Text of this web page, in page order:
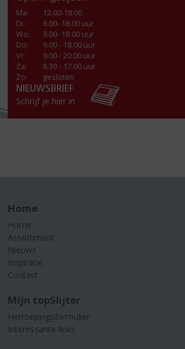
Ma:
12.00-18.00
Di:
9.00- 18.00 uur
Wo:
9.00- 18.00 uur
Do:
9.00 - 18.00 uur
Vr:
9.00 - 20.00 uur
Za:
8.30 - 17.00 uur
Zo:
gesloten
NIEUWSBRIEF
Schrijf je hier in
Home
Home
Assortiment
Nieuws
Inspiratie
Contact
Mijn topSlijter
Herroepingsformulier
Interessante links